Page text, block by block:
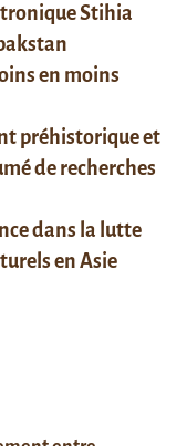
Stihia
en moins
préhistorique et
de recherches
dans la lutte
en Asie